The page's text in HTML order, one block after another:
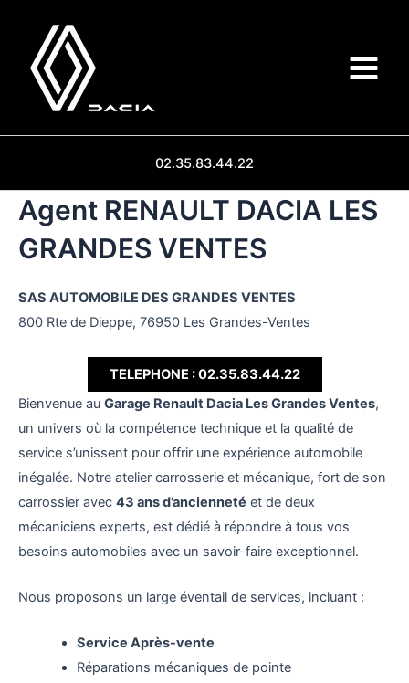
contenu
Main
02.35.83.44.22
Agent RENAULT DACIA LES
GRANDES VENTES
SAS AUTOMOBILE DES GRANDES VENTES
800 Rte de Dieppe, 76950 Les Grandes-Ventes
TELEPHONE : 02.35.83.44.22
Bienvenue au Garage Renault Dacia Les Grandes Ventes,
un univers où la compétence technique et la qualité de
service s’unissent pour offrir une expérience automobile
inégalée. Notre atelier carrosserie et mécanique, fort de son
carrossier avec 43 ans d’ancienneté et de deux
mécaniciens experts, est dédié à répondre à tous vos
besoins automobiles avec un savoir-faire exceptionnel.
Nous proposons un large éventail de services, incluant :
Service Après-vente
Réparations mécaniques de pointe